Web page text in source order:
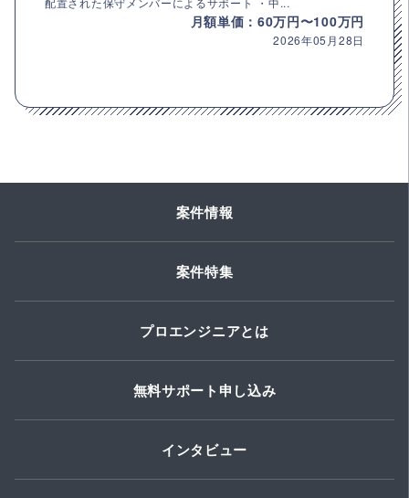
月額単価：60万円〜100万円
2026年05月28日
案件情報
案件特集
プロエンジニアとは
無料サポート申し込み
インタビュー